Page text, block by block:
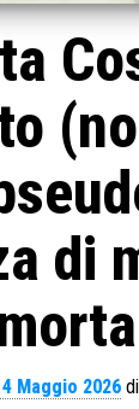
di
Maggio 2026 di